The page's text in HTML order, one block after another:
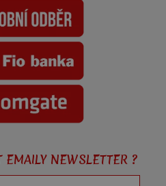
EMAILY NEWSLETTER ?